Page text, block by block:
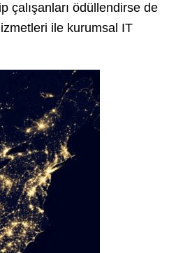
çalışanları ödüllendirse de
ile kurumsal IT